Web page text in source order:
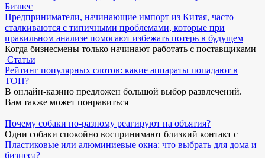
Бизнес
Предприниматели, начинающие импорт из Китая, часто
сталкиваются с типичными проблемами, которые при
правильном анализе помогают избежать потерь в будущем
Когда бизнесмены только начинают работать с поставщиками
Статьи
Рейтинг популярных слотов: какие аппараты попадают в
ТОП?
В онлайн-казино предложен большой выбор развлечений.
Вам также может понравиться
Почему собаки по-разному реагируют на объятия?
Одни собаки спокойно воспринимают близкий контакт с
Пластиковые или алюминиевые окна: что выбрать для дома и
бизнеса?